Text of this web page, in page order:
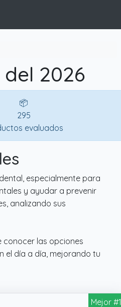
2026
📦
295
evaluados
especialmente para
y ayudar a prevenir
analizando sus
las opciones
el día a día, mejorando tu
Mejor #1